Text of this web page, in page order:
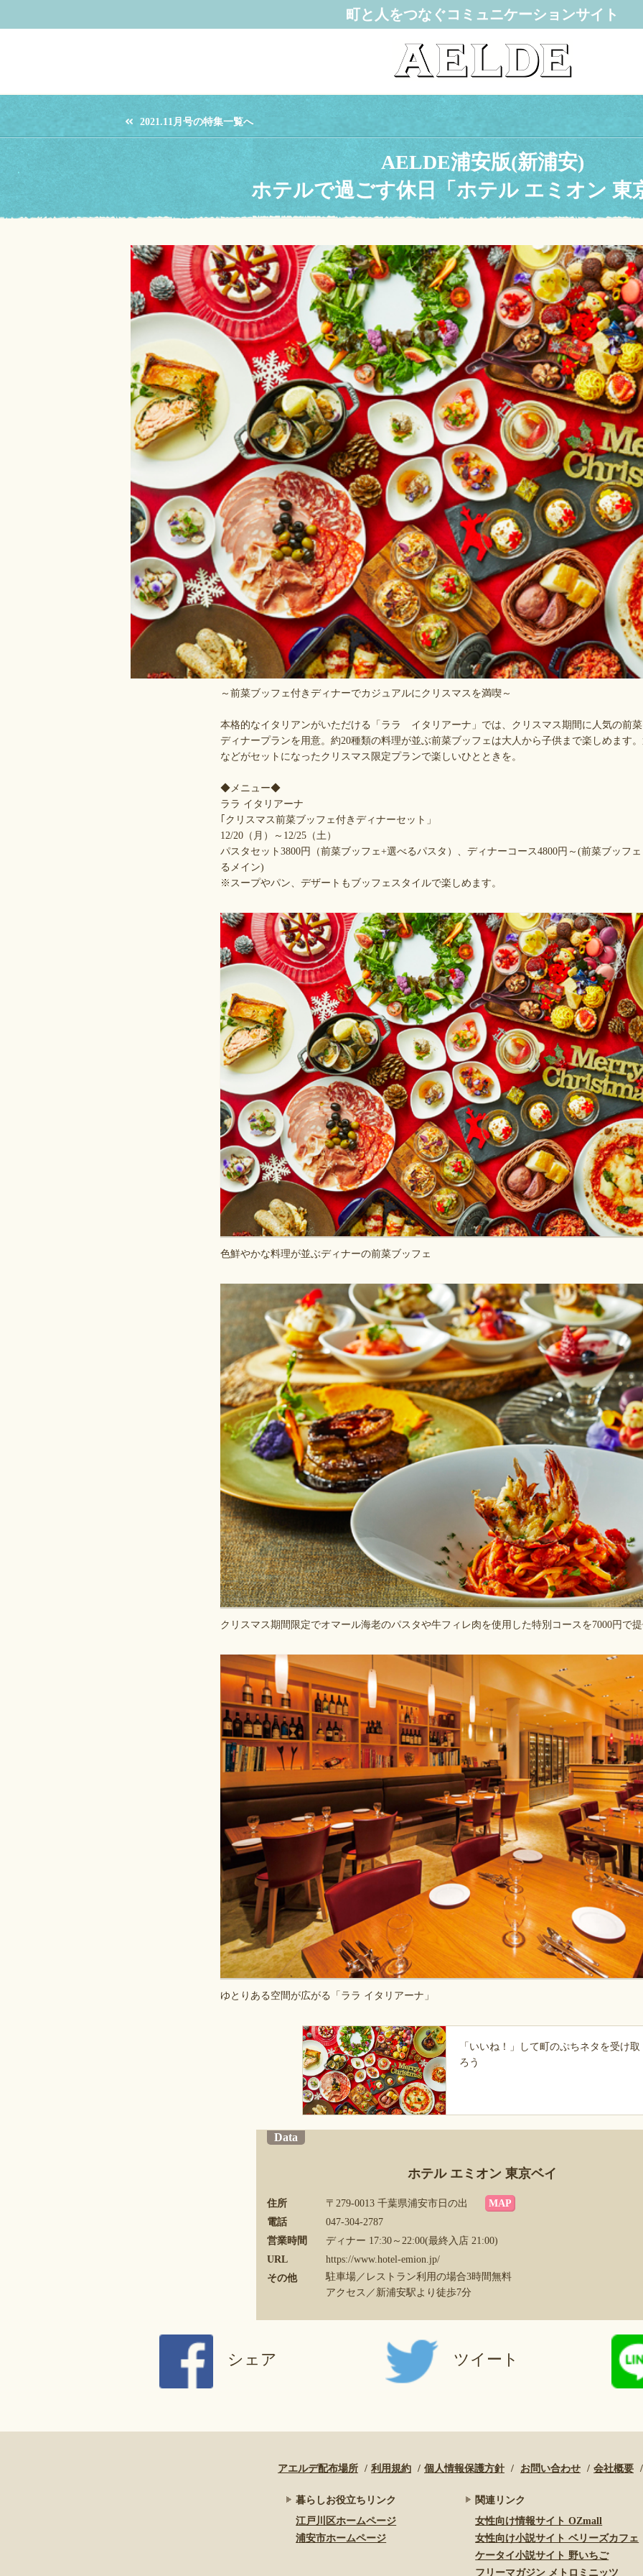
町と人をつなぐコミュニケーションサイト
2021.11月号の特集一覧へ
AELDE浦安版(新浦安)
ホテルで過ごす休日「ホテル エミオン 東
～前菜ブッフェ付きディナーでカジュアルにクリスマスを満喫～
本格的なイタリアンがいただける「ララ イタリアーナ」では、クリスマス期間に人気の前
ディナープランを用意。約20種類の料理が並ぶ前菜ブッフェは大人から子供まで楽しめます
などがセットになったクリスマス限定プランで楽しいひとときを。
◆メニュー◆
ララ イタリアーナ
｢クリスマス前菜ブッフェ付きディナーセット」
12/20（月）～12/25（土）
パスタセット3800円（前菜ブッフェ+選べるパスタ）、ディナーコース4800円～(前菜ブッフ
るメイン)
※スープやパン、デザートもブッフェスタイルで楽しめます。
色鮮やかな料理が並ぶディナーの前菜ブッフェ
クリスマス期間限定でオマール海老のパスタや牛フィレ肉を使用した特別コースを7000円で
ゆとりある空間が広がる「ララ イタリアーナ」
「いいね！」して町のぷちネタを受け取
ろう
Data
ホテル エミオン 東京ベイ
住所 〒279-0013 千葉県浦安市日の出
MAP
電話
047-304-2787
営業時間
ディナー 17:30～22:00(最終入店 21:00)
URL
https://www.hotel-emion.jp/
その他
駐車場／レストラン利用の場合3時間無料
アクセス／新浦安駅より徒歩7分
シェア ツイート
アエルデ配布場所 利用規約 個人情報保護方針 お問い合わせ 会社概要
暮らしお役立ちリンク
江戸川区ホームページ
浦安市ホームページ
関連リンク
女性向け情報サイト OZmall
女性向け小説サイト ベリーズカフェ
ケータイ小説サイト 野いちご
フリーマガジン メトロミニッツ